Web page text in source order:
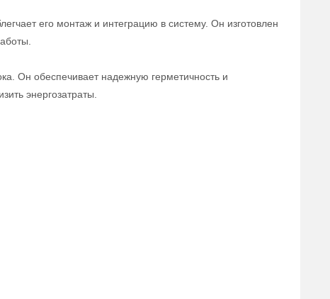
его монтаж и интеграцию в систему. Он изготовлен
Он обеспечивает надежную герметичность и
энергозатраты.